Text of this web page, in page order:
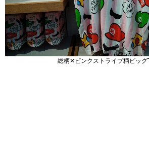
総柄✕ピンクストライプ柄ビッグ